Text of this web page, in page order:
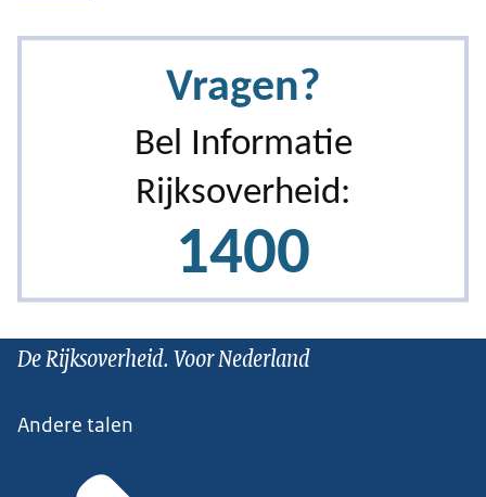
De Rijksoverheid. Voor Nederland
Andere talen